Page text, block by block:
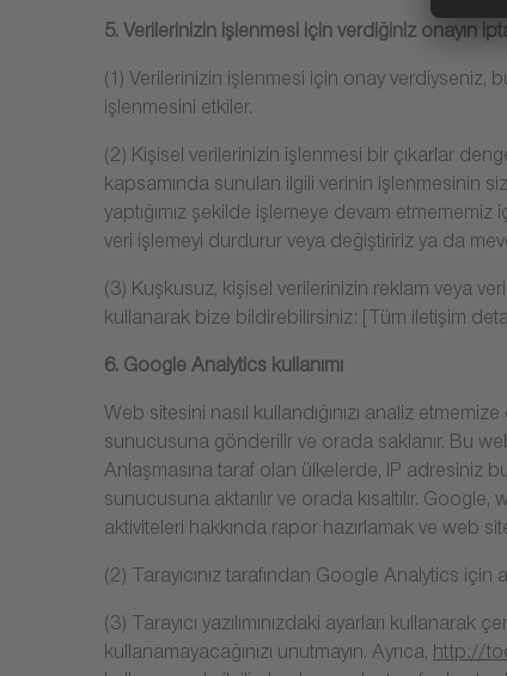
5. Verilerinizin işlenmesi için verdiğiniz onayın
(1) Verilerinizin işlenmesi için onay verdiyseniz,
işlenmesini etkiler.
(2) Kişisel verilerinizin işlenmesi bir çıkarlar
kapsamında sunulan ilgili verinin işlenmesinin
yaptığımız şekilde işlemeye devam
veri işlemeyi durdurur veya değiştiririz ya da
(3) Kuşkusuz, kişisel verilerinizin reklam veya
kullanarak bize bildirebilirsiniz: [Tüm iletişim
6. Google Analytics kullanımı
Web sitesini nasıl kullandığınızı analiz
sunucusuna gönderilir ve orada saklanır. Bu
Anlaşmasına taraf olan ülkelerde, IP adresiniz
sunucusuna aktarılır ve orada kısaltılır.
aktiviteleri hakkında rapor hazırlamak ve web
(2) Tarayıcınız tarafından Google Analytics
(3) Tarayıcı yazılımınızdaki ayarları
kullanamayacağınızı unutmayın. Ayrıca, http://